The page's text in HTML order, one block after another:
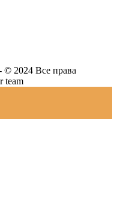
© 2024 Все права
team